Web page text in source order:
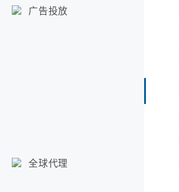
广告投放
全球代理